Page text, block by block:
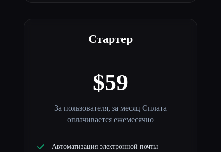
Стартер
$59
За пользователя, за месяц Оплата
оплачивается ежемесячно
Автоматизация электронной почты